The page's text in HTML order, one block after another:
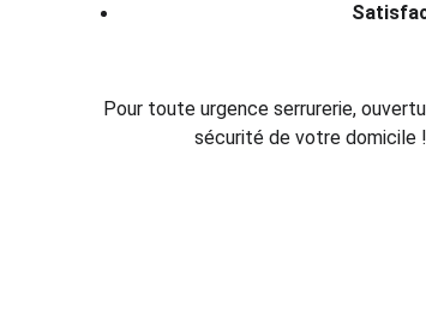
Pour toute urgence serrurerie,
sécurité de votre domicile